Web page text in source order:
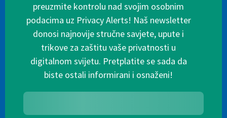
preuzmite kontrolu nad svojim osobnim
podacima uz Privacy Alerts! Naš newsletter
donosi najnovije stručne savjete, upute i
trikove za zaštitu vaše privatnosti u
digitalnom svijetu. Pretplatite se sada da
biste ostali informirani i osnaženi!